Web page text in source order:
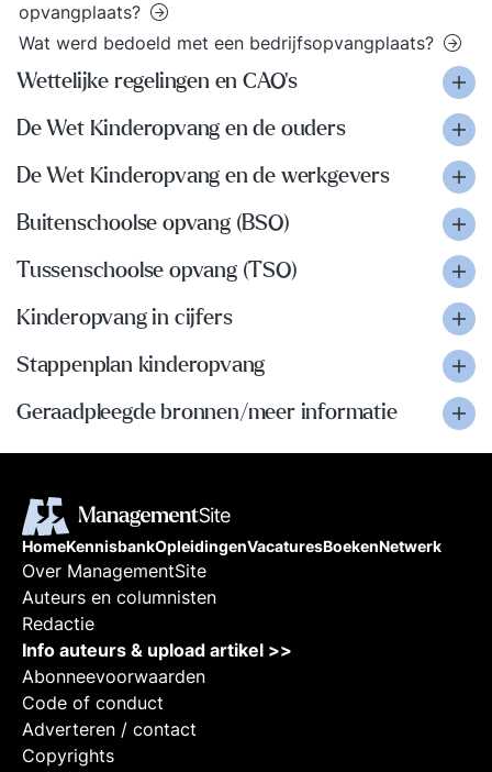
opvangplaats?
Wat werd bedoeld met een bedrijfsopvangplaats?
Wettelijke regelingen en CAO’s
De Wet Kinderopvang en de ouders
De Wet Kinderopvang en de werkgevers
Buitenschoolse opvang (BSO)
Tussenschoolse opvang (TSO)
Kinderopvang in cijfers
Stappenplan kinderopvang
Geraadpleegde bronnen/meer informatie
HomeKennisbankOpleidingenVacaturesBoekenNetwerk
Over ManagementSite
Auteurs en columnisten
Redactie
Info auteurs & upload artikel >>
Abonneevoorwaarden
Code of conduct
Adverteren / contact
Copyrights